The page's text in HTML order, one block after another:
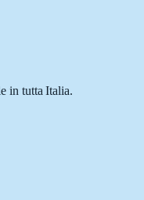
in tutta Italia.